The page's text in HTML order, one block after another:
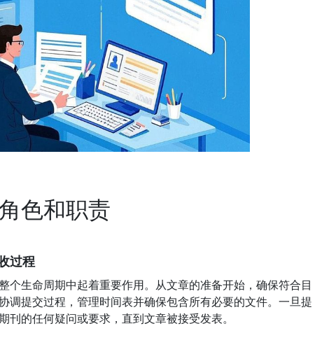
色和职责
过程
生命周期中起着重要作用。从文章的准备开始，确保符合目
调提交过程，管理时间表并确保包含所有必要的文件。一旦提
刊的任何疑问或要求，直到文章被接受发表。